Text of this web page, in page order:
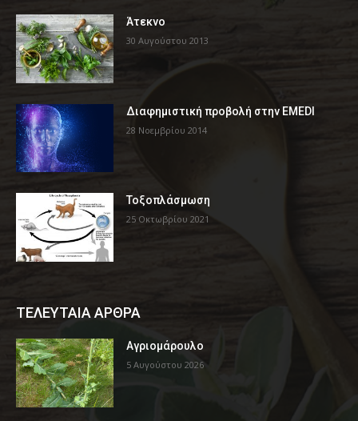
Άτεκνο
30 Αυγούστου 2013
Διαφημιστική προβολή στην EMEDI
28 Νοεμβρίου 2014
Τοξοπλάσμωση
25 Οκτωβρίου 2021
ΤΕΛΕΥΤΑΙΑ ΑΡΘΡΑ
Αγριομάρουλο
5 Αυγούστου 2026